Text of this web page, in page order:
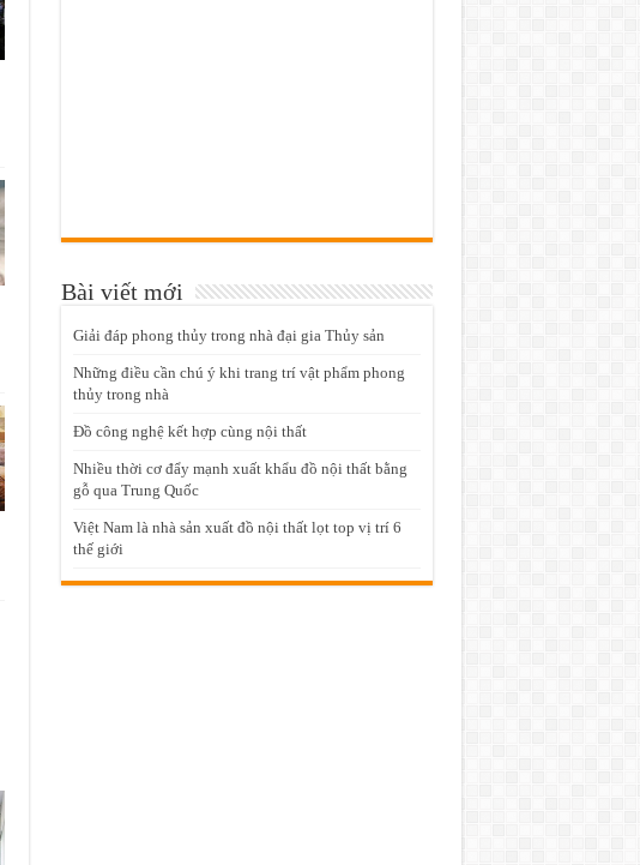
Bài viết mới
Giải đáp phong thủy trong nhà đại gia Thủy sản
Những điều cần chú ý khi trang trí vật phẩm phong
thủy trong nhà
Đồ công nghệ kết hợp cùng nội thất
Nhiều thời cơ đẩy mạnh xuất khẩu đồ nội thất bằng
gỗ qua Trung Quốc
Việt Nam là nhà sản xuất đồ nội thất lọt top vị trí 6
thế giới